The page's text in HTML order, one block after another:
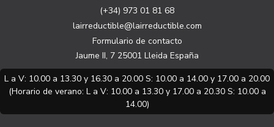
(+34) 973 01 81 68
lairreductible@lairreductible.com
Formulario de contacto
Jaume II, 7 25001 Lleida España
L a V: 10.00 a 13.30 y 16.30 a 20.00 S: 10.00 a 14.00 y 17.00 a 20.00
(Horario de verano: L a V: 10.00 a 13.30 y 17.00 a 20.30 S: 10.00 a
14.00)